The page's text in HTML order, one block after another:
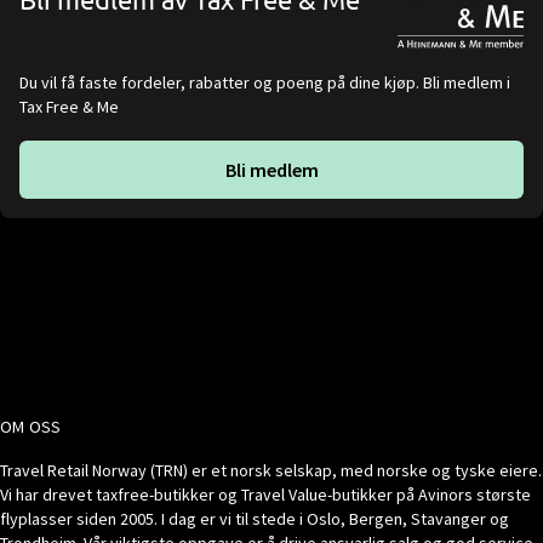
Du vil få faste fordeler, rabatter og poeng på dine kjøp. Bli medlem i
Tax Free & Me
Bli medlem
OM OSS
Travel Retail Norway (TRN) er et norsk selskap, med norske og tyske eiere.
Vi har drevet taxfree-butikker og Travel Value-butikker på Avinors største
flyplasser siden 2005. I dag er vi til stede i Oslo, Bergen, Stavanger og